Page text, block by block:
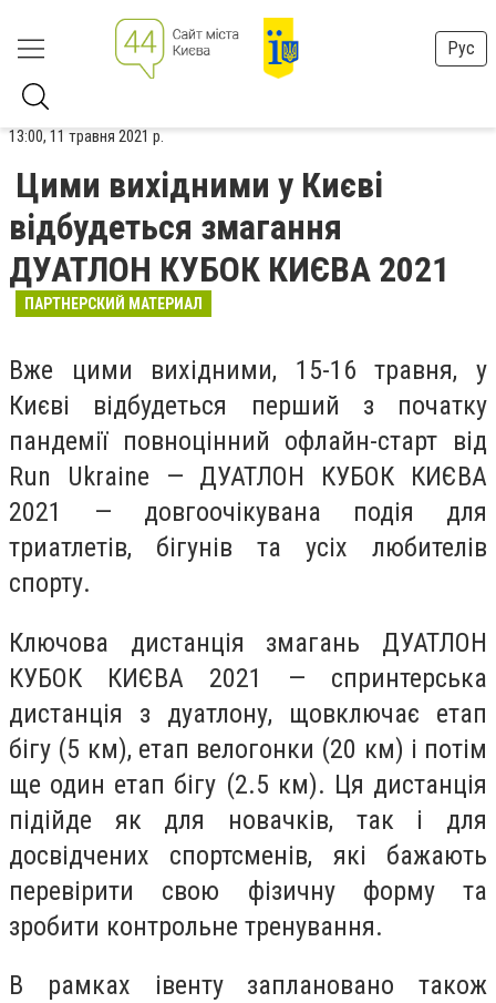
Рус
13:00, 11 травня 2021 р.
Цими вихідними у Києві
відбудеться змагання
ДУАТЛОН КУБОК КИЄВА 2021
ПАРТНЕРСКИЙ МАТЕРИАЛ
Вже цими вихідними, 15-16 травня, у
Києві відбудеться перший з початку
пандемії повноцінний офлайн-старт від
Run Ukraine — ДУАТЛОН КУБОК КИЄВА
2021 — довгоочікувана подія для
триатлетів, бігунів та усіх любителів
спорту.
Ключова дистанція змагань ДУАТЛОН
КУБОК КИЄВА 2021 — спринтерська
дистанція з дуатлону, щовключає етап
бігу (5 км), етап велогонки (20 км) і потім
ще один етап бігу (2.5 км). Ця дистанція
підійде як для новачків, так і для
досвідчених спортсменів, які бажають
перевірити свою фізичну форму та
зробити контрольне тренування.
В рамках івенту заплановано також